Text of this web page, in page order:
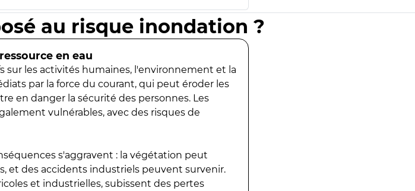
au risque inondation ?
en eau
sur les activités humaines, l'environnement et la
par la force du courant, qui peut éroder les
en danger la sécurité des personnes. Les
vulnérables, avec des risques de
s'aggravent : la végétation peut
et des accidents industriels peuvent survenir.
et industrielles, subissent des pertes